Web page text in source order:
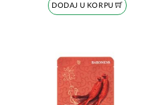
DODAJ U KORPU